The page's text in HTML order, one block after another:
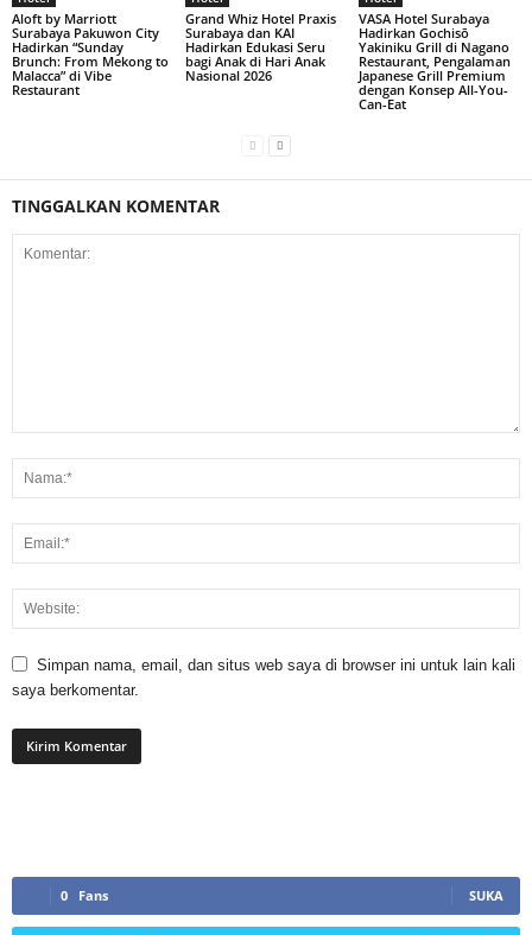
Aloft by Marriott
Surabaya Pakuwon City
Hadirkan “Sunday
Brunch: From Mekong to
Malacca” di Vibe
Restaurant
Grand Whiz Hotel Praxis
Surabaya dan KAI
Hadirkan Edukasi Seru
bagi Anak di Hari Anak
Nasional 2026
VASA Hotel Surabaya
Hadirkan Gochisō
Yakiniku Grill di Nagano
Restaurant, Pengalaman
Japanese Grill Premium
dengan Konsep All-You-
Can-Eat
TINGGALKAN KOMENTAR
Simpan nama, email, dan situs web saya di browser ini untuk lain kali
saya berkomentar.
0 Fans SUKA